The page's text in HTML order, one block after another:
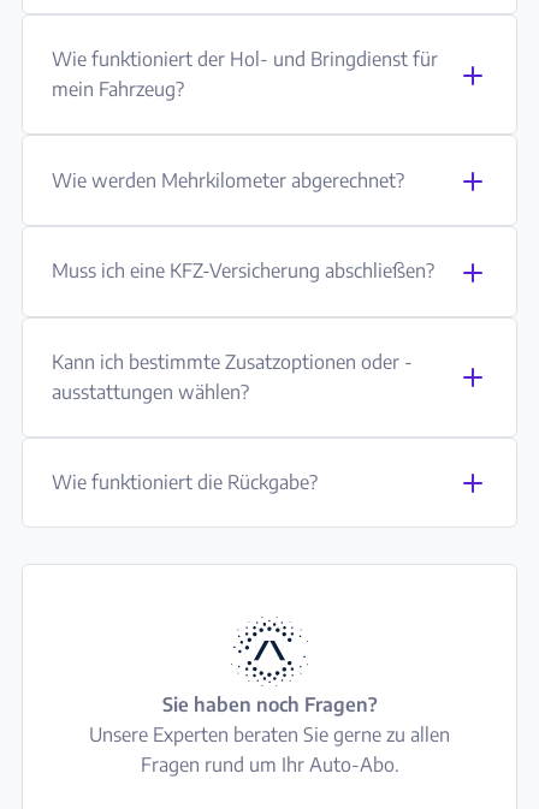
Wie funktioniert der Hol- und Bringdienst für
mein Fahrzeug?
Wie werden Mehrkilometer abgerechnet?
Muss ich eine KFZ-Versicherung abschließen?
Kann ich bestimmte Zusatzoptionen oder -
ausstattungen wählen?
Wie funktioniert die Rückgabe?
Sie haben noch Fragen?
Unsere Experten beraten Sie gerne zu allen
Fragen rund um Ihr Auto-Abo.